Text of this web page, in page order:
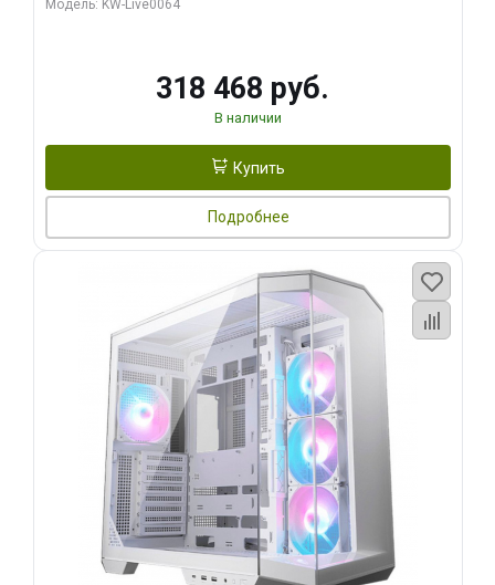
Модель: KW-Live0064
318 468 руб.
В наличии
Купить
Подробнее